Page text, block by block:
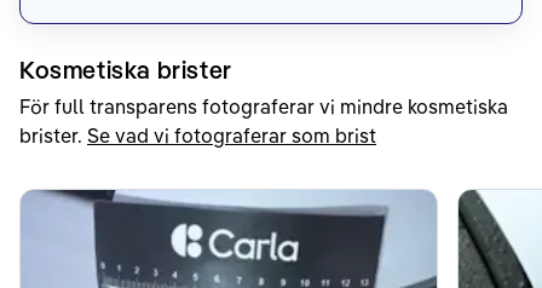
Kosmetiska brister
För full transparens fotograferar vi mindre kosmetiska
brister. Se vad vi fotograferar som brist